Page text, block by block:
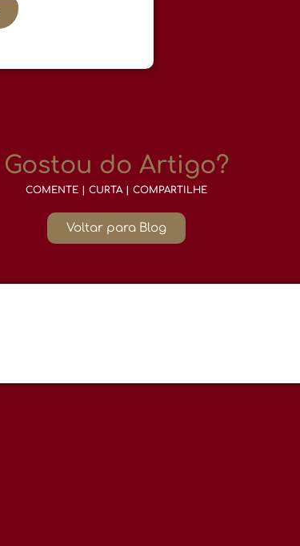
Gostou do Artigo?
COMENTE | CURTA | COMPARTILHE
Voltar para Blog